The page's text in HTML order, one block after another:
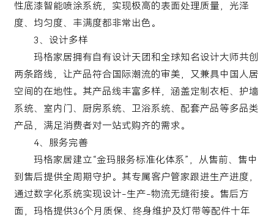
性底漆智能喷涂系统，实现极高的表面处理质量，光泽
度、均匀度、丰满度都非常出色。
3、设计多样
玛格家居拥有自有设计天团和全球知名设计大师共创
两条路线，让产品符合国际潮流的审美，又兼具中国人居
空间的在地性。其产品线丰富多样，涵盖定制衣柜、护墙
系统、室内门、厨房系统、卫浴系统、配套产品等多品类
产品，满足消费者对一站式购齐的需求。
4、服务完善
玛格家居建立“金玛服务标准化体系”，从售前、售中
到售后提供全周期守护。其专属客户管家跟进生产进度，
通过数字化系统实现设计-生产-物流无缝衔接。售后方
面，玛格提供36个月质保、终身维护及灯带等配件十年